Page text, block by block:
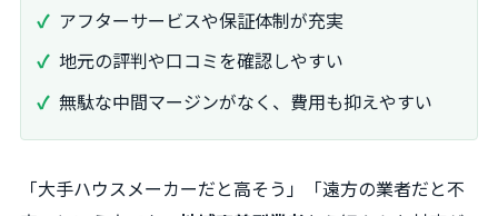
アフターサービスや保証体制が充実
地元の評判や口コミを確認しやすい
無駄な中間マージンがなく、費用も抑えやすい
「大手ハウスメーカーだと高そう」「遠方の業者だと不